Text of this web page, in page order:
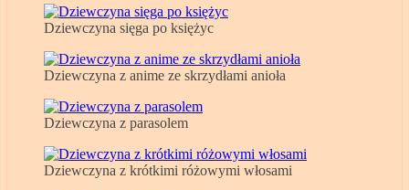
Dziewczyna sięga po księżyc
Dziewczyna z anime ze skrzydłami anioła
Dziewczyna z parasolem
Dziewczyna z krótkimi różowymi włosami